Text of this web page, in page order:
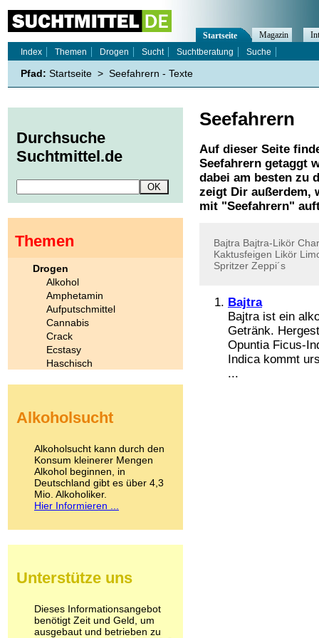
Seefahrern
Auf dieser Seite
Seefahrern getaggt
dabei am besten zu
zeigt Dir außerdem,
mit "Seefahrern"
Bajtra Bajtra-Likör
Kaktusfeigen Likör
Spritzer Zeppi´s
Bajtra
Bajtra ist ein
Getränk.
Opuntia Ficus-
Indica kommt
...
Startseite Magazin
Index
Themen Drogen Sucht Suchtberatung Suche
Pfad: Startseite > Seefahrern - Texte
Durchsuche
Suchtmittel.de
Themen
Drogen
Alkohol
Amphetamin
Aufputschmittel
Cannabis
Crack
Ecstasy
Haschisch
Kokain
LSD
Marihuana
Medikamente
Meskalin
Metamphetamin
Methadon
Pilze
Psychopharmaka
Schlafmittel
Schmerzmittel
Alkoholsucht
Alkoholsucht kann durch den
Konsum kleinerer Mengen
Alkohol beginnen, in
Deutschland gibt es über 4,3
Mio. Alkoholiker.
Hier Informieren ...
Unterstütze uns
Dieses Informationsangebot
benötigt Zeit und Geld, um
ausgebaut und betrieben zu